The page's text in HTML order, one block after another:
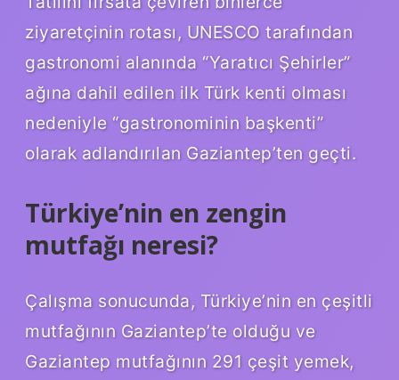
ziyaretçinin rotası, UNESCO tarafından
gastronomi alanında “Yaratıcı Şehirler”
ağına dahil edilen ilk Türk kenti olması
nedeniyle “gastronominin başkenti”
olarak adlandırılan Gaziantep’ten geçti.
Türkiye’nin en zengin
mutfağı neresi?
Çalışma sonucunda, Türkiye’nin en çeşitli
mutfağının Gaziantep’te olduğu ve
Gaziantep mutfağının 291 çeşit yemek,